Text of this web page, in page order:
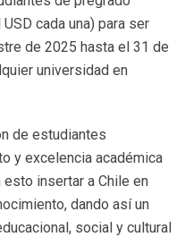
cada una) para ser
de 2025 hasta el 31 de
universidad en
de estudiantes
y excelencia académica
insertar a Chile en
dando así un
social y cultural